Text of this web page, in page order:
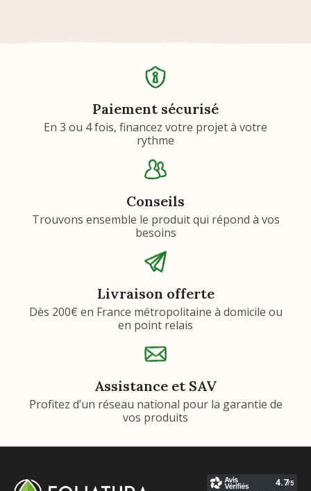
Paiement sécurisé
En 3 ou 4 fois, financez votre projet à votre
rythme
Conseils
Trouvons ensemble le produit qui répond à vos
besoins
Livraison offerte
Dès 200€ en France métropolitaine à domicile ou
en point relais
Assistance et SAV
Profitez d’un réseau national pour la garantie de
vos produits